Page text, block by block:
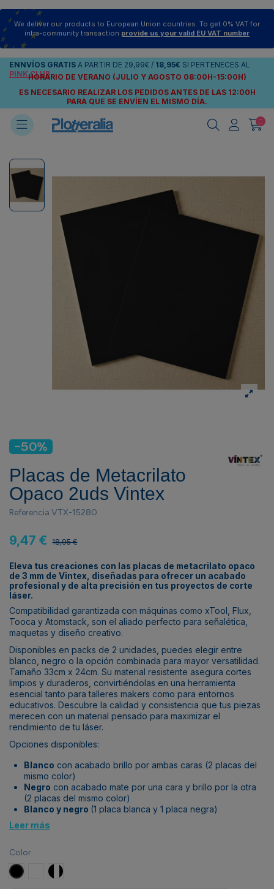
We deliver our products to European Union countries. To get 0% VAT for
intra-community transaction provide us your valid EU VAT number
ENNVÍOS GRATIS A PARTIR DE 29,99€ / 18,95€ SI PERTENECES AL
PINK CLUB
HORARIO DE VERANO (JULIO Y AGOSTO 08:00H-15:00H)
ES NECESARIO REALIZAR LOS PEDIDOS ANTES DE LAS 12:00H
PARA QUE SE ENVÍEN EL MISMO DÍA.
0
-50%
Placas de Metacrilato
Opaco 2uds Vintex
Referencia VTX-15280
9,47 € 18,95 €
Eleva tus creaciones con las placas de metacrilato opaco
de 3 mm de Vintex, diseñadas para ofrecer un acabado
profesional y de alta precisión en tus proyectos de corte
láser.
Compatibilidad garantizada con máquinas como xTool Flux
Tooca y Atomstack , son el aliado perfecto para señalética,
maquetas y diseño creativo.
Disponibles en packs de 2 unidades, puedes elegir entre
blanco, negro o la opción combinada para mayor versatilidad.
Tamaño 33cm x 24cm. Su material resistente asegura cortes
limpios y duraderos, convirtiéndolas en una herramienta
esencial tanto para talleres makers como para entornos
educativos. Descubre la calidad y consistencia que tus piezas
merecen con un material pensado para maximizar el
rendimiento de tu láser.
Opciones disponibles:
Blanco con acabado brillo por ambas caras (2 placas del
mismo color)
Negro con acabado mate por una cara y brillo por la otra
(2 placas del mismo color)
Blanco y negro (1 placa blanca y 1 placa negra)
Leer más
Color
Negro Blanco Blanco y negro